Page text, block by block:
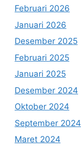
Februari 2026
Januari 2026
Desember 2025
Februari 2025
Januari 2025
Desember 2024
Oktober 2024
September 2024
Maret 2024